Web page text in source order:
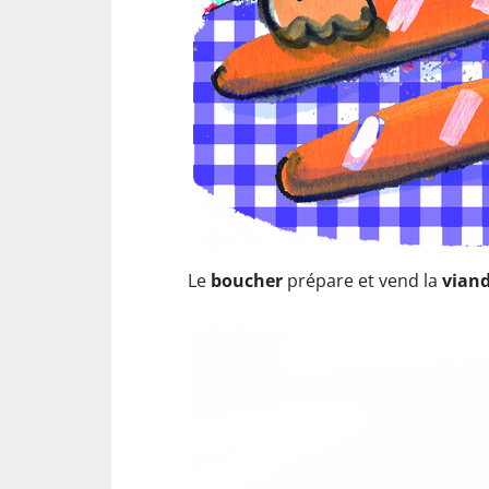
Le boucher prépare et vend la